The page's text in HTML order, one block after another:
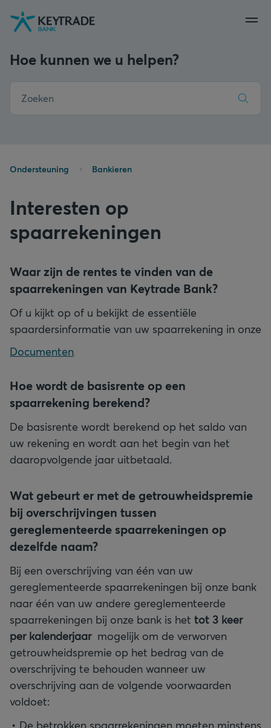
Naar
navigatie
Naar
aanmelden
Naar
inhoud
Hoe kunnen we u helpen?
Ondersteuning Bankieren
Interesten op
spaarrekeningen
Waar zijn de rentes te vinden van de
spaarrekeningen van Keytrade Bank?
Of u kijkt op of u bekijkt de essentiële
spaardersinformatie van uw spaarrekening in onze
Documenten.
Hoe wordt de basisrente op een
spaarrekening berekend?
De basisrente wordt berekend op het saldo van
uw rekening en wordt aan het begin van het
daaropvolgende jaar uitbetaald.
Wat gebeurt er met de getrouwheidspremie
bij overschrijvingen tussen
gereglementeerde spaarrekeningen op
dezelfde naam?
Bij een overschrijving van één van uw
gereglementeerde spaarrekeningen bij onze bank
naar één van uw andere gereglementeerde
spaarrekeningen bij onze bank is het tot 3 keer
per kalenderjaar mogelijk om de verworven
getrouwheidspremie op het bedrag van de
overschrijving te behouden wanneer uw
overschrijving aan de volgende voorwaarden
voldoet:
De betrokken spaarrekeningen moeten minstens